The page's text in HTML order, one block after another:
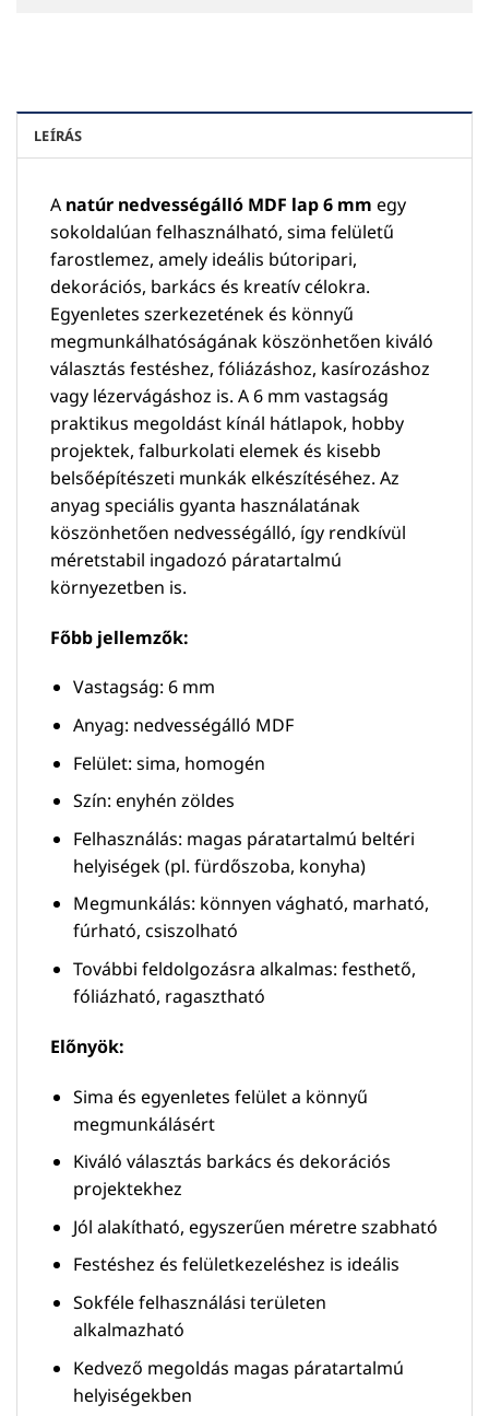
LEÍRÁS
A natúr nedvességálló MDF lap 6 mm egy
sokoldalúan felhasználható, sima felületű
farostlemez, amely ideális bútoripari,
dekorációs, barkács és kreatív célokra.
Egyenletes szerkezetének és könnyű
megmunkálhatóságának köszönhetően kiváló
választás festéshez, fóliázáshoz, kasírozáshoz
vagy lézervágáshoz is. A 6 mm vastagság
praktikus megoldást kínál hátlapok, hobby
projektek, falburkolati elemek és kisebb
belsőépítészeti munkák elkészítéséhez. Az
anyag speciális gyanta használatának
köszönhetően nedvességálló, így rendkívül
méretstabil ingadozó páratartalmú
környezetben is.
Főbb jellemzők:
Vastagság: 6 mm
Anyag: nedvességálló MDF
Felület: sima, homogén
Szín: enyhén zöldes
Felhasználás: magas páratartalmú beltéri
helyiségek (pl. fürdőszoba, konyha)
Megmunkálás: könnyen vágható, marható,
fúrható, csiszolható
További feldolgozásra alkalmas: festhető,
fóliázható, ragasztható
Előnyök:
Sima és egyenletes felület a könnyű
megmunkálásért
Kiváló választás barkács és dekorációs
projektekhez
Jól alakítható, egyszerűen méretre szabható
Festéshez és felületkezeléshez is ideális
Sokféle felhasználási területen
alkalmazható
Kedvező megoldás magas páratartalmú
helyiségekben